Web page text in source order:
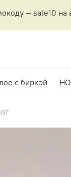
— sale10 на
с биркой